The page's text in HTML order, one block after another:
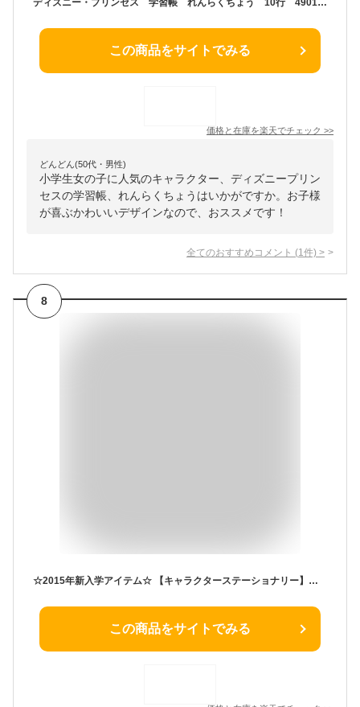
ディズニー・プリンセス 学習帳 れんらくちょう 10行 4901771312391 [M便 1/3] [disneyzone]
この商品をサイトでみる
価格と在庫を楽天でチェック >>
どんどん(50代・男性)
小学生女の子に人気のキャラクター、ディズニープリン
セスの学習帳、れんらくちょうはいかがですか。お子様
が喜ぶかわいいデザインなので、おススメです！
全てのおすすめコメント (1 件) >
8
☆2015年新入学アイテム☆ 【キャラクターステーショナリー】 DCプリンセス B5連絡ノート
この商品をサイトでみる